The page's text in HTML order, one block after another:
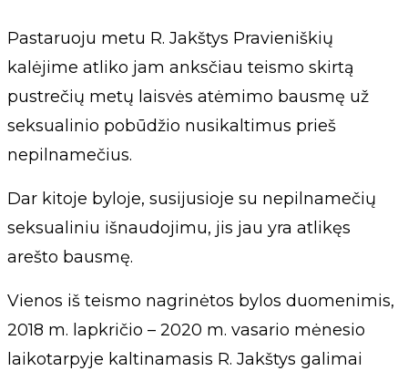
Pastaruoju metu R. Jakštys Pravieniškių
kalėjime atliko jam anksčiau teismo skirtą
pustrečių metų laisvės atėmimo bausmę už
seksualinio pobūdžio nusikaltimus prieš
nepilnamečius.
Dar kitoje byloje, susijusioje su nepilnamečių
seksualiniu išnaudojimu, jis jau yra atlikęs
arešto bausmę.
Vienos iš teismo nagrinėtos bylos duomenimis,
2018 m. lapkričio – 2020 m. vasario mėnesio
laikotarpyje kaltinamasis R. Jakštys galimai